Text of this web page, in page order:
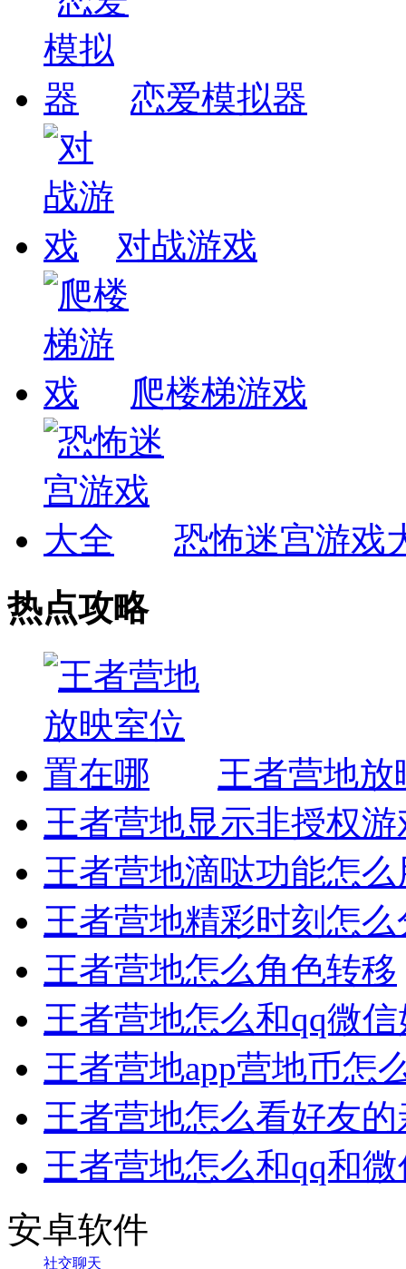
恋爱模拟器
对战游戏
爬楼梯游戏
恐怖迷宫游戏
热点攻略
王者营地
王者营地显示非授权
王者营地滴哒功能怎么
王者营地精彩时刻怎么
王者营地怎么角色转移
王者营地怎么和qq微
王者营地app营地币怎
王者营地怎么看好友
王者营地怎么和qq和
安卓软件
社交聊天